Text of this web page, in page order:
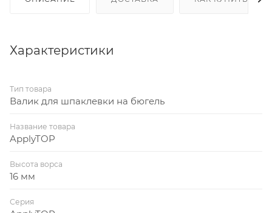
Характеристики
Тип товара
Валик для шпаклевки на бюгель
Название товара
ApplyTOP
Высота ворса
16 мм
Серия